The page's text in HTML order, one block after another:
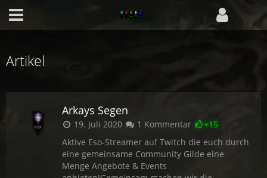
Artikel
Arkays Segen
19. Juli 2020 1 Kommentar
+15
Aktive Eso-Streamer auf Twitch die euch durch
eine gemeinsame Community Gilde eine
Menge Angebote & Events